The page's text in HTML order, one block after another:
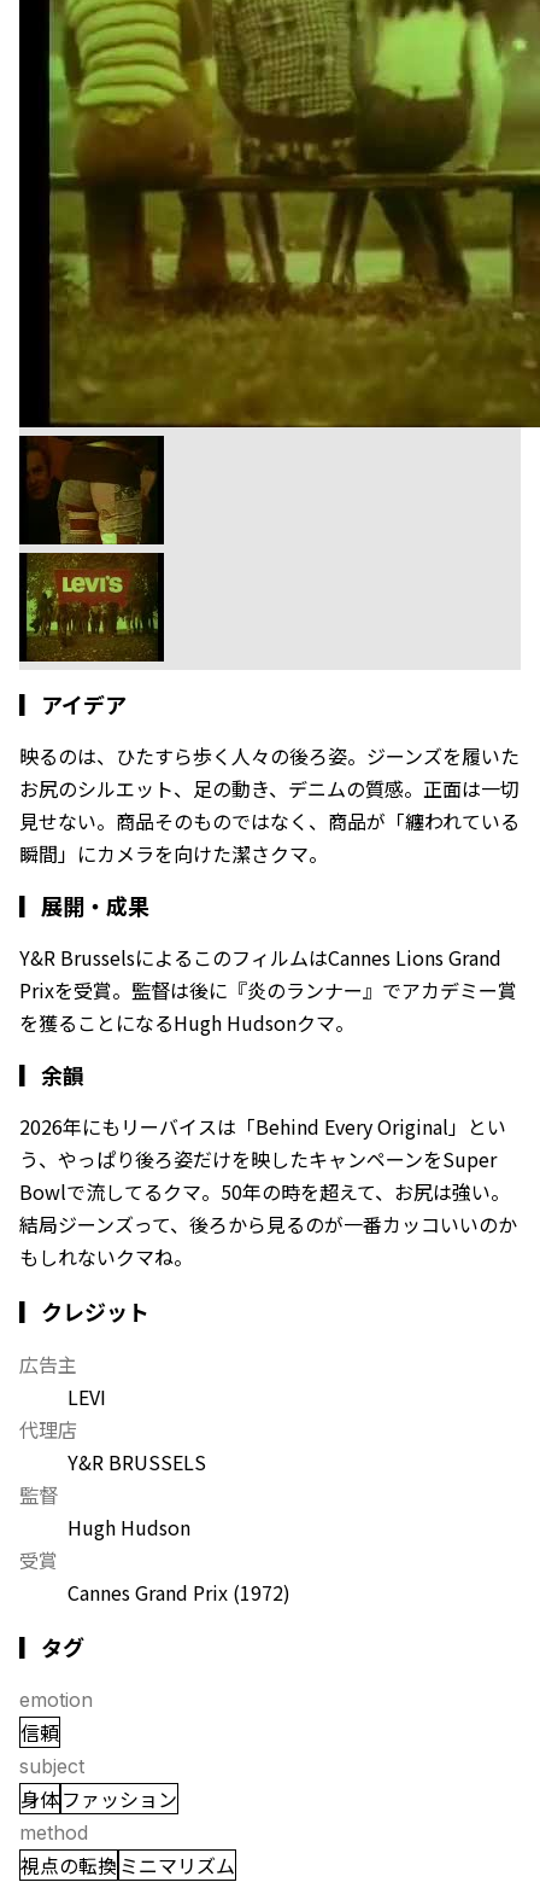
▎ アイデア
映るのは、ひたすら歩く人々の後ろ姿。ジーンズを履いた
お尻のシルエット、足の動き、デニムの質感。正面は一切
見せない。商品そのものではなく、商品が「纏われている
瞬間」にカメラを向けた潔さクマ。
▎ 展開・成果
Y&R BrusselsによるこのフィルムはCannes Lions Grand
Prixを受賞。監督は後に『炎のランナー』でアカデミー賞
を獲ることになるHugh Hudsonクマ。
▎ 余韻
2026年にもリーバイスは「Behind Every Original」とい
う、やっぱり後ろ姿だけを映したキャンペーンをSuper
Bowlで流してるクマ。50年の時を超えて、お尻は強い。
結局ジーンズって、後ろから見るのが一番カッコいいのか
もしれないクマね。
▎クレジット
広告主
LEVI
代理店
Y&R BRUSSELS
監督
Hugh Hudson
受賞
Cannes Grand Prix (1972)
▎タグ
emotion
信頼
subject
身体ファッション
method
視点の転換 ミニマリズム